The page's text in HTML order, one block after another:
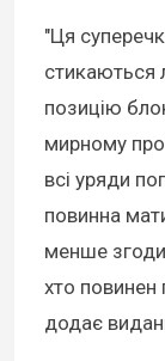
"Ця
стикаються
позицію
мирному
всі уряди
повинна
менше
хто повинен
додає